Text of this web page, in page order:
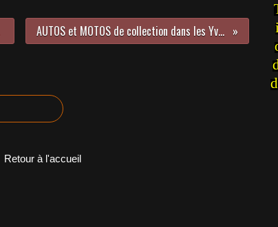
AUTOS et MOTOS de collection dans les Yvelines avec Motors and Soul - 3e Edition à GAMBAIS (78) les 3 et 4 SEPTEMBRE 2016
Retour à l'accueil